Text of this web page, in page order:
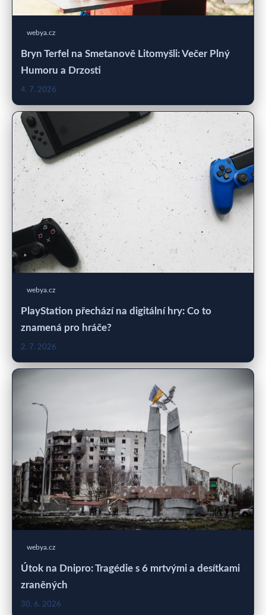
webya.cz
Bryn Terfel na Smetanově Litomyšli: Večer Plný
Humoru a Drzosti
4. 7. 2026
webya.cz
PlayStation přechází na digitální hry: Co to
znamená pro hráče?
2. 7. 2026
webya.cz
Útok na Dnipro: Tragédie s 6 mrtvými a desítkami
zraněných
30. 6. 2026